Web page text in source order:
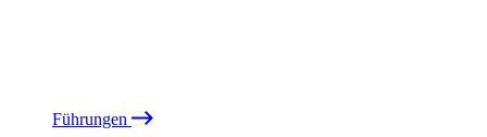
Führungen